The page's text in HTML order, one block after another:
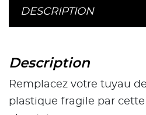
DESCRIPTION
Description
Remplacez votre tuyau
plastique fragile par